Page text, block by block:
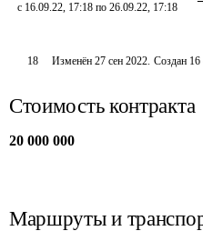
с 16.09.22, 17:18 по 26.09.22, 17:18
18 Изменён27 сен 2022. Создан 16
Стоимость контракта
20 000 000
Маршруты и